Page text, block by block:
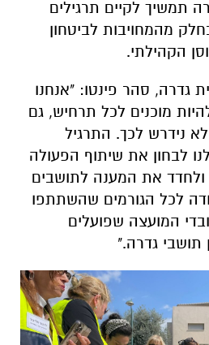
תמשיך לקיים תרגילים
מהמחויבות לביטחון
הקהילתי.
גדרה, סהר פינטו: "אנחנו
מוכנים לכל תרחיש, גם
נידרש לכך. התרגיל
לבחון את שיתוף הפעולה
ולחדד את המענה לתושבים
לכל הגורמים שהשתתפו
המועצה שפועלים
תושבי גדרה."